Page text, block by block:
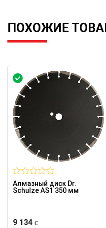
ПОХОЖИЕ
Алмазный диск Dr.
Schulze AS1 350 мм
9 134